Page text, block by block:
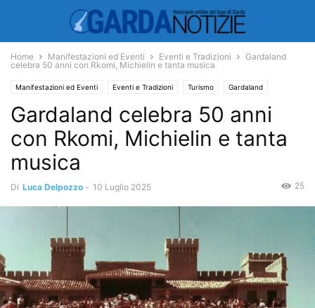
Home Manifestazioni ed Eventi Eventi e Tradizioni
Gardaland
celebra 50 anni con Rkomi, Michielin e tanta musica
Manifestazioni ed Eventi Eventi e Tradizioni Turismo Gardaland
Spettacoli Musica
Gardaland celebra 50 anni
con Rkomi, Michielin e tanta
musica
Di Luca Delpozzo - 10 Luglio 2025 25